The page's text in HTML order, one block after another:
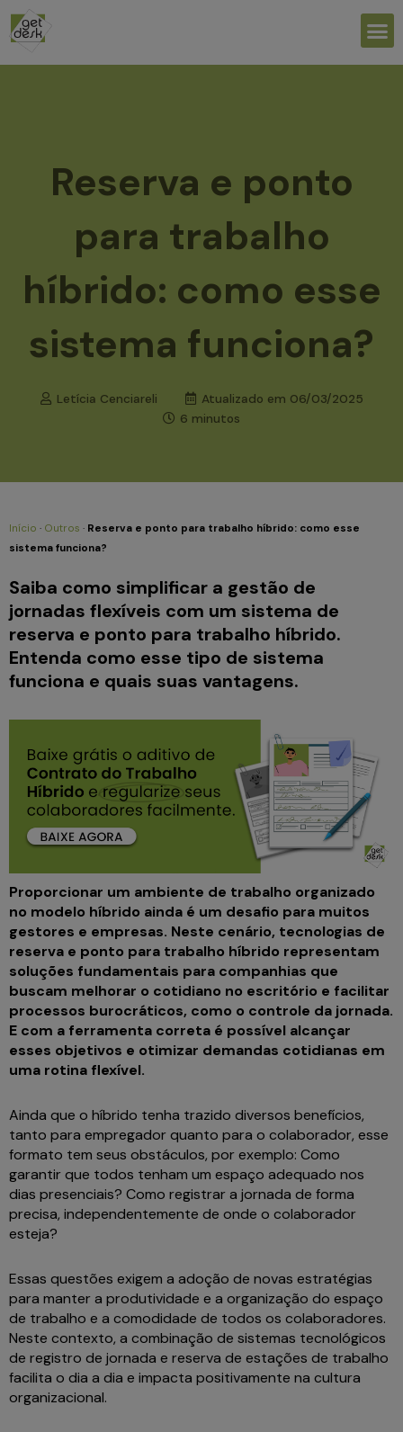
para
conteúdo
Reserva e ponto
para trabalho
híbrido: como esse
sistema funciona?
Letícia Cenciareli Atualizado em 06/03/2025
6 minutos
Início · Outros · Reserva e ponto para trabalho híbrido: como esse
sistema funciona?
Saiba como simplificar a gestão de
jornadas flexíveis com um sistema de
reserva e ponto para trabalho híbrido.
Entenda como esse tipo de sistema
funciona e quais suas vantagens.
Proporcionar um ambiente de trabalho organizado
no modelo híbrido ainda é um desafio para muitos
gestores e empresas. Neste cenário, tecnologias de
reserva e ponto para trabalho híbrido representam
soluções fundamentais para companhias que
buscam melhorar o cotidiano no escritório e facilitar
processos burocráticos, como o controle da jornada.
E com a ferramenta correta é possível alcançar
esses objetivos e otimizar demandas cotidianas em
uma rotina flexível.
Ainda que o híbrido tenha trazido diversos benefícios,
tanto para empregador quanto para o colaborador, esse
formato tem seus obstáculos, por exemplo: Como
garantir que todos tenham um espaço adequado nos
dias presenciais? Como registrar a jornada de forma
precisa, independentemente de onde o colaborador
esteja?
Essas questões exigem a adoção de novas estratégias
para manter a produtividade e a organização do espaço
de trabalho e a comodidade de todos os colaboradores.
Neste contexto, a combinação de sistemas tecnológicos
de registro de jornada e reserva de estações de trabalho
facilita o dia a dia e impacta positivamente na cultura
organizacional.